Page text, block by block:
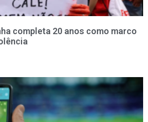
completa 20 anos como marco